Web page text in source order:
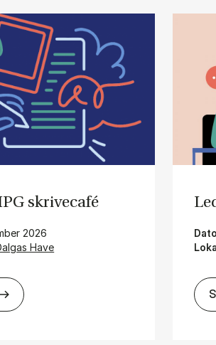
skri­vecafé
2026
Have
MBD og MPG skri­vecafé